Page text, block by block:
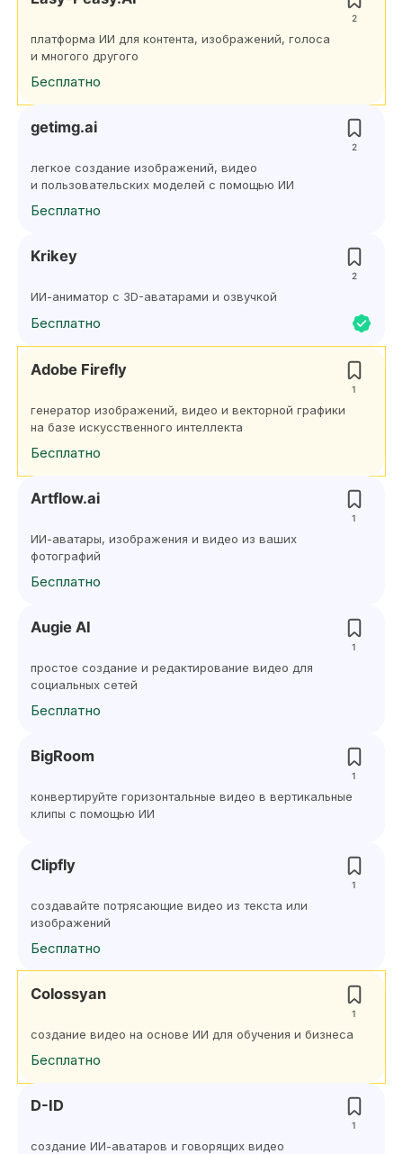
2
платформа ИИ для контента, изображений, голоса
и многого другого
Бесплатно
getimg.ai
2
легкое создание изображений, видео
и пользовательских моделей с помощью ИИ
Бесплатно
Krikey
2
ИИ-аниматор с 3D-аватарами и озвучкой
Бесплатно
Adobe Firefly
1
генератор изображений, видео и векторной графики
на базе искусственного интеллекта
Бесплатно
Artflow.ai
1
ИИ-аватары, изображения и видео из ваших
фотографий
Бесплатно
Augie AI
1
простое создание и редактирование видео для
социальных сетей
Бесплатно
BigRoom
1
конвертируйте горизонтальные видео в вертикальные
клипы с помощью ИИ
Clipfly
1
создавайте потрясающие видео из текста или
изображений
Бесплатно
Colossyan
1
создание видео на основе ИИ для обучения и бизнеса
Бесплатно
D-ID
1
создание ИИ-аватаров и говорящих видео